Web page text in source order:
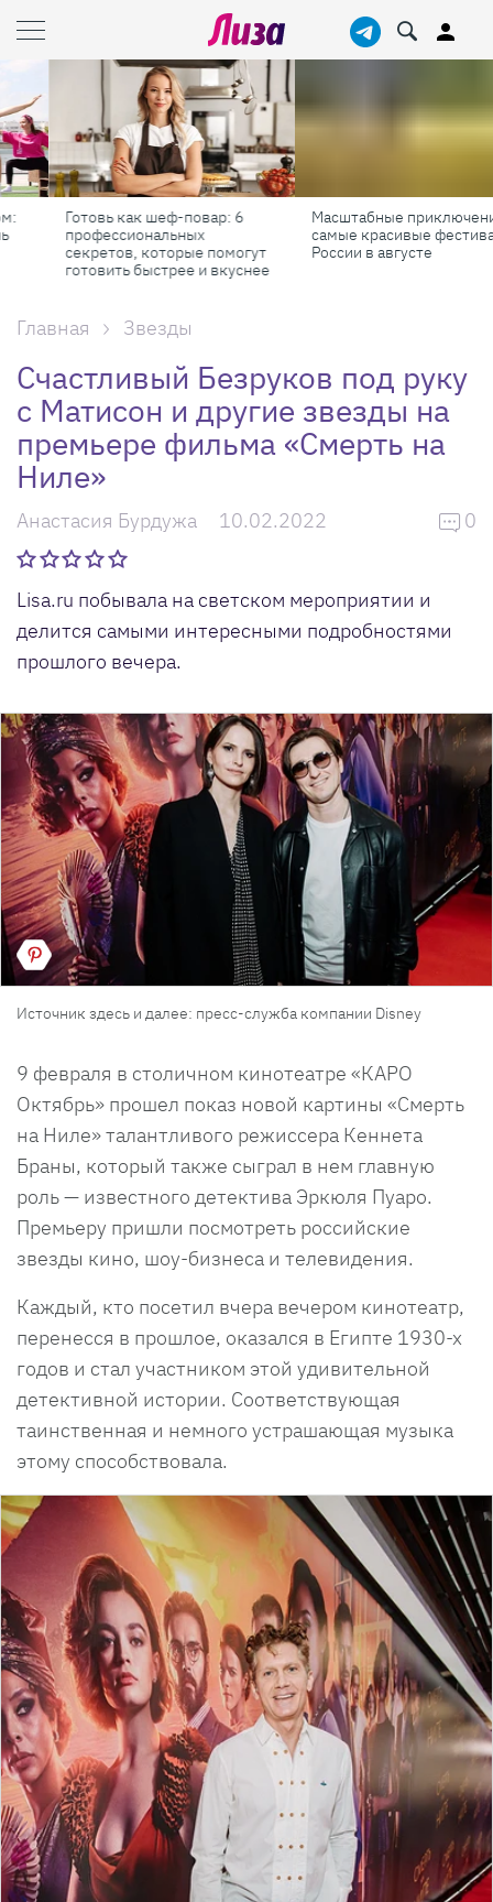
Масштабные приключения:
самые красивые фестивали
России в августе
Лизабокс: набор самых
нужных косметических
продуктов
Главная Звезды
Счастливый Безруков под руку
с Матисон и другие звезды на
премьере фильма «Смерть на
Ниле»
Анастасия Бурдужа 10.02.2022 0
Lisa.ru побывала на светском мероприятии и
делится самыми интересными подробностями
прошлого вечера.
Источник здесь и далее: пресс-служба компании Disney
9 февраля в столичном кинотеатре «КАРО
Октябрь» прошел показ новой картины «Смерть
на Ниле» талантливого режиссера Кеннета
Браны, который также сыграл в нем главную
роль — известного детектива Эркюля Пуаро.
Премьеру пришли посмотреть российские
звезды кино, шоу-бизнеса и телевидения.
Каждый, кто посетил вчера вечером кинотеатр,
перенесся в прошлое, оказался в Египте 1930-х
годов и стал участником этой удивительной
детективной истории. Соответствующая
таинственная и немного устрашающая музыка
этому способствовала.